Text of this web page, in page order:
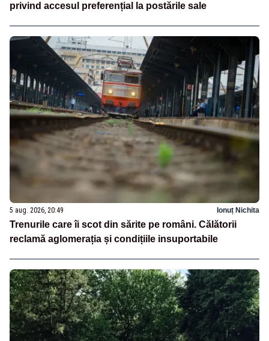
privind accesul preferențial la postările sale
5 aug. 2026, 20:49 Ionuț Nichita
Trenurile care îi scot din sărite pe români. Călătorii
reclamă aglomerația și condițiile insuportabile